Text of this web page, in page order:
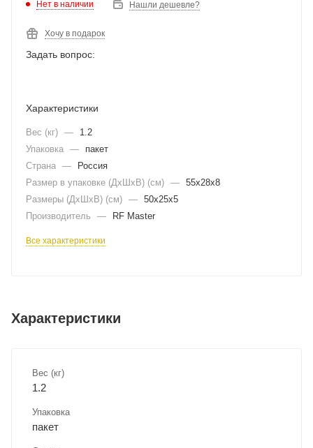
Нет в наличии Нашли дешевле?
Хочу в подарок
Задать вопрос:
Характеристики
Вес (кг) —
1.2
Упаковка —
пакет
Страна —
Россия
Размер в упаковке (ДхШxВ) (см) — 55х28х8
Размеры (ДxШxВ) (см) — 50х25х5
Производитель
— RF Master
Все характеристики
Характеристики
Вес (кг)
1.2
Упаковка
пакет